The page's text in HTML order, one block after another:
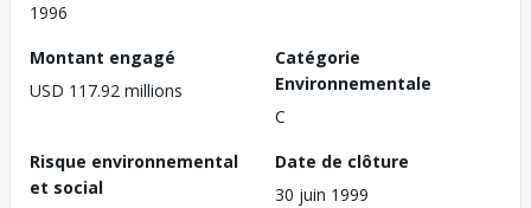
1996
Montant engagé
USD 117.92 millions
Catégorie
Environnementale
C
Risque environnemental
et social
Date de clôture
30 juin 1999